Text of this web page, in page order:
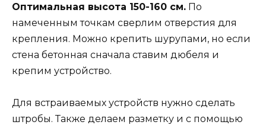
Оптимальная высота 150-160 см. По
намеченным точкам сверлим отверстия для
крепления. Можно крепить шурупами, но если
стена бетонная сначала ставим дюбеля и
крепим устройство.
Для встраиваемых устройств нужно сделать
штробы. Также делаем разметку и с помощью